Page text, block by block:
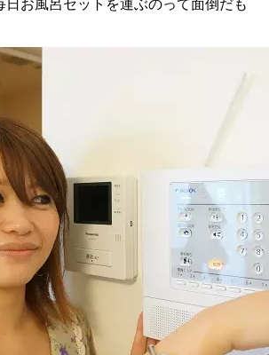
日お風呂セットを運ぶのって面倒だも